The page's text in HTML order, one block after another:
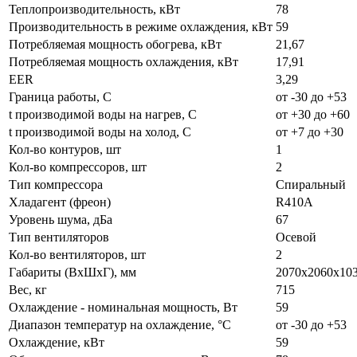
Теплопроизводительность, кВт
78
Производительность в режиме охлаждения, кВт 59
Потребляемая мощность обогрева, кВт
21,67
Потребляемая мощность охлаждения, кВт
17,91
EER
3,29
Граница работы, С
от -30 до +53
t производимой воды на нагрев, С
от +30 до +60
t производимой воды на холод, С
от +7 до +30
Кол-во контуров, шт
1
Кол-во компрессоров, шт
2
Тип компрессора
Спиральный
Хладагент (фреон)
R410А
Уровень шума, дБа
67
Тип вентиляторов
Осевой
Кол-во вентиляторов, шт
2
Габариты (ВxШxГ), мм
Вес, кг
715
Охлаждение - номинальная мощность, Вт
59
Диапазон температур на охлаждение, °C
от -30 до +53
Охлаждение, кВт
59